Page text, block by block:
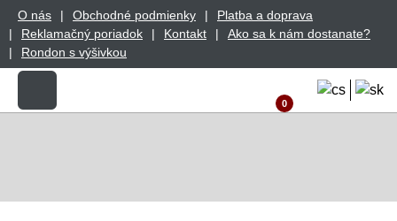
O nás Obchodné podmienky
Platba a doprava
Reklamačný poriadok
Kontakt
Ako sa k nám dostanate?
Rondon s výšivkou
0